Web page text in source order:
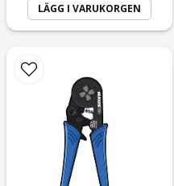
LÄGG I VARUKORGEN